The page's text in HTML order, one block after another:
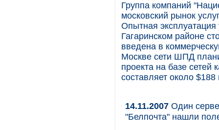
Группа компаний
московский рынок
Опытная
Гагаринском районе
введена в
Москве сети ШПД
проекта на базе
составляет около
14.11.2007 Один
"Белпочта" нашли